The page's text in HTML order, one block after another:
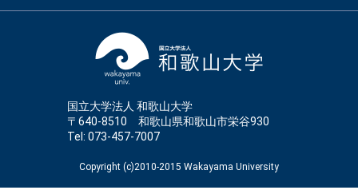
国立大学法人 和歌山大学
〒640-8510 和歌山県和歌山市栄谷930
Tel: 073-457-7007
Copyright (c)2010-2015 Wakayama University